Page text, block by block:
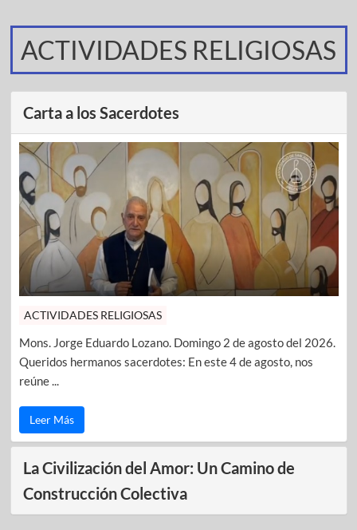
ACTIVIDADES RELIGIOSAS
Carta a los Sacerdotes
ACTIVIDADES RELIGIOSAS
Mons. Jorge Eduardo Lozano. Domingo 2 de agosto del 2026.
Queridos hermanos sacerdotes: En este 4 de agosto, nos
reúne ...
Leer Más
La Civilización del Amor: Un Camino de
Construcción Colectiva